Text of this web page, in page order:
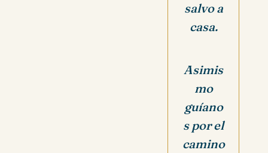
salvo a
casa.
Asimis
mo
guíano
s por el
camino